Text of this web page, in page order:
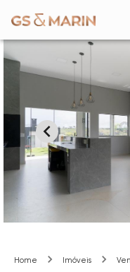
Home Imóveis